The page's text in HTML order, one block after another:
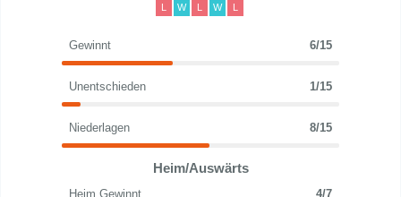
L W L W L
Gewinnt 6/15
Unentschieden 1/15
Niederlagen 8/15
Heim/Auswärts
Heim Gewinnt 4/7